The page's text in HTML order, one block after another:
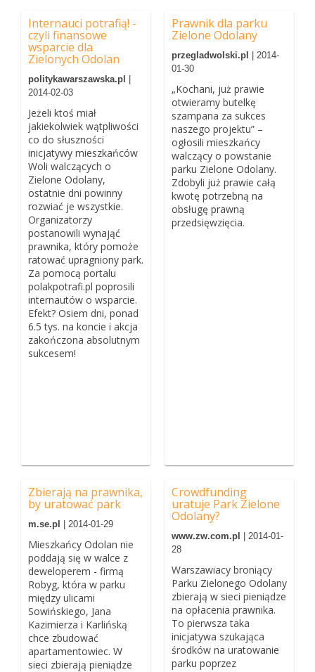
Internauci potrafią! -
czyli finansowe
wsparcie dla
Zielonych Odolan
politykawarszawska.pl |
2014-02-03
Jeżeli ktoś miał
jakiekolwiek wątpliwości
co do słuszności
inicjatywy mieszkańców
Woli walczących o
Zielone Odolany,
ostatnie dni powinny
rozwiać je wszystkie.
Organizatorzy
postanowili wynająć
prawnika, który pomoże
ratować upragniony park.
Za pomocą portalu
polakpotrafi.pl poprosili
internautów o wsparcie.
Efekt? Osiem dni, ponad
6.5 tys. na koncie i akcja
zakończona absolutnym
sukcesem!
Prawnik dla parku
Zielone Odolany
przegladwolski.pl | 2014-
01-30
„Kochani, już prawie
otwieramy butelkę
szampana za sukces
naszego projektu” –
ogłosili mieszkańcy
walczący o powstanie
parku Zielone Odolany.
Zdobyli już prawie całą
kwotę potrzebną na
obsługę prawną
przedsięwzięcia.
Zbierają na prawnika,
by uratować park
m.se.pl | 2014-01-29
Mieszkańcy Odolan nie
poddają się w walce z
deweloperem - firmą
Robyg, która w parku
między ulicami
Sowińskiego, Jana
Kazimierza i Karlińską
chce zbudować
apartamentowiec. W
sieci zbierają pieniądze
Crowdfunding
uratuje Park Zielone
Odolany?
www.zw.com.pl | 2014-01-
28
Warszawiacy broniący
Parku Zielonego Odolany
zbierają w sieci pieniądze
na opłacenia prawnika.
To pierwsza taka
inicjatywa szukająca
środków na uratowanie
parku poprzez